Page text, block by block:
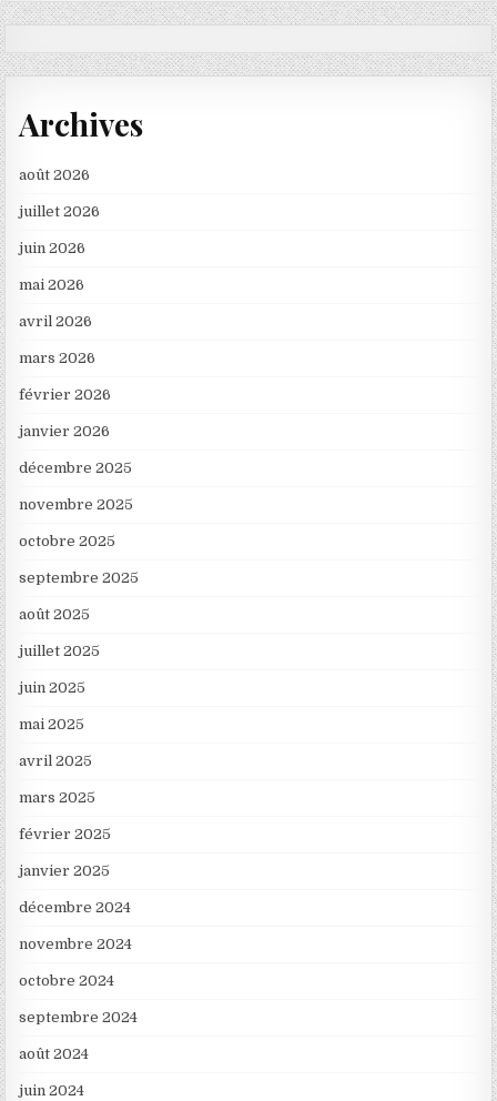
Archives
août 2026
juillet 2026
juin 2026
mai 2026
avril 2026
mars 2026
février 2026
janvier 2026
décembre 2025
novembre 2025
octobre 2025
septembre 2025
août 2025
juillet 2025
juin 2025
mai 2025
avril 2025
mars 2025
février 2025
janvier 2025
décembre 2024
novembre 2024
octobre 2024
septembre 2024
août 2024
juin 2024